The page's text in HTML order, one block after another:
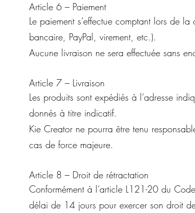
Article 6 – Paiement
Le paiement s’effectue comptant lors de
bancaire, PayPal, virement, etc.).
Aucune livraison ne sera effectuée sans
Article 7 – Livraison
Les produits sont expédiés à l’adresse
donnés à titre indicatif.
Kie Creator ne pourra être tenu
cas de force majeure.
Article 8 – Droit de rétractation
Conformément à l’article L121-20 du
délai de 14 jours pour exercer son droit